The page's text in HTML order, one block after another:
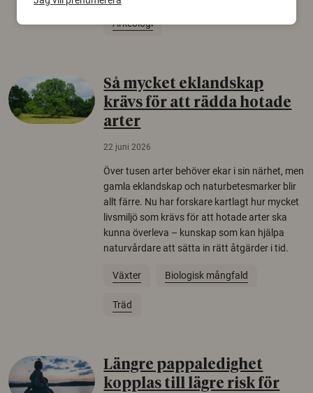
Arkeologi
Så mycket eklandskap
krävs för att rädda hotade
arter
22 juni 2026
Över tusen arter behöver ekar i sin närhet, men
gamla eklandskap och naturbetesmarker blir
allt färre. Nu har forskare kartlagt hur mycket
livsmiljö som krävs för att hotade arter ska
kunna överleva – kunskap som kan hjälpa
naturvårdare att sätta in rätt åtgärder i tid.
Växter Biologisk mångfald
Träd
Längre pappaledighet
kopplas till lägre risk för